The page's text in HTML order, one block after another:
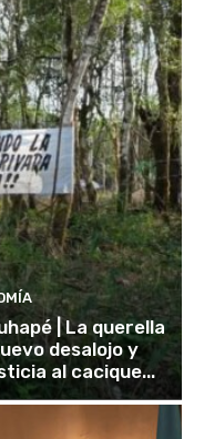
| La querella
desalojo y
al cacique...